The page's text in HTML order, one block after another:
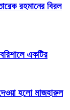
রহমানের বিরল
একটির
হলো মাজহারুল